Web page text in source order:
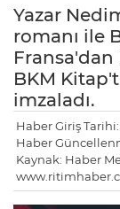
Yazar
romanı ile
Fransa'dan
BKM
imzaladı.
Haber Giriş Tarihi:
Haber
Kaynak: Haber